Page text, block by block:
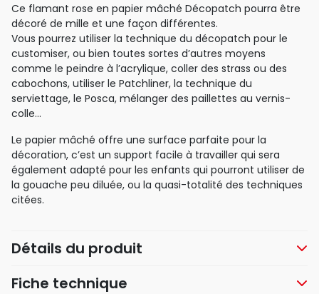
Ce flamant rose en papier mâché Décopatch pourra être
décoré de mille et une façon différentes.
Vous pourrez utiliser la technique du décopatch pour le
customiser, ou bien toutes sortes d’autres moyens
comme le peindre à l’acrylique, coller des strass ou des
cabochons, utiliser le Patchliner, la technique du
serviettage, le Posca, mélanger des paillettes au vernis-
colle…
Le papier mâché offre une surface parfaite pour la
décoration, c’est un support facile à travailler qui sera
également adapté pour les enfants qui pourront utiliser de
la gouache peu diluée, ou la quasi-totalité des techniques
citées.
Détails du produit
Fiche technique